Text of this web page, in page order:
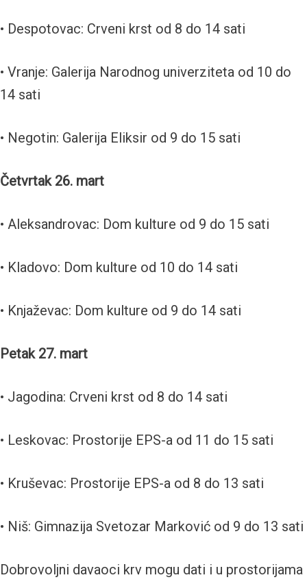
• Despotovac: Crveni krst od 8 do 14 sati
• Vranje: Galerija Narodnog univerziteta od 10 do
14 sati
• Negotin: Galerija Eliksir od 9 do 15 sati
Četvrtak 26. mart
• Aleksandrovac: Dom kulture od 9 do 15 sati
• Kladovo: Dom kulture od 10 do 14 sati
• Knjaževac: Dom kulture od 9 do 14 sati
Petak 27. mart
• Jagodina: Crveni krst od 8 do 14 sati
• Leskovac: Prostorije EPS-a od 11 do 15 sati
• Kruševac: Prostorije EPS-a od 8 do 13 sati
• Niš: Gimnazija Svetozar Marković od 9 do 13 sati
Dobrovoljni davaoci krv mogu dati i u prostorijama